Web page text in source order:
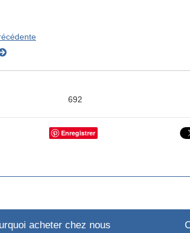
692
Enregistrer
acheter chez nous